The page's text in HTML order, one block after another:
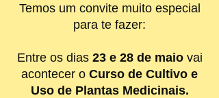
Temos um convite muito especial
para te fazer:
Entre os dias 23 e 28 de maiovai
acontecer o Curso de Cultivo e
Uso de Plantas Medicinais.